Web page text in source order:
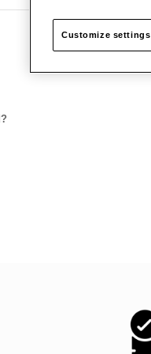
Customize settings